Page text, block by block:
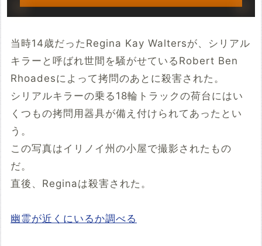
当時14歳だったRegina Kay Waltersが、シリアル
キラーと呼ばれ世間を騒がせているRobert Ben
Rhoadesによって拷問のあとに殺害された。
シリアルキラーの乗る18輪トラックの荷台にはい
くつもの拷問用器具が備え付けられてあったとい
う。
この写真はイリノイ州の小屋で撮影されたもの
だ。
直後、Reginaは殺害された。
幽霊が近くにいるか調べる